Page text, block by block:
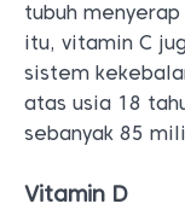
tubuh
itu, vitamin C
sistem
atas usia 18
sebanyak 85
Vitamin D